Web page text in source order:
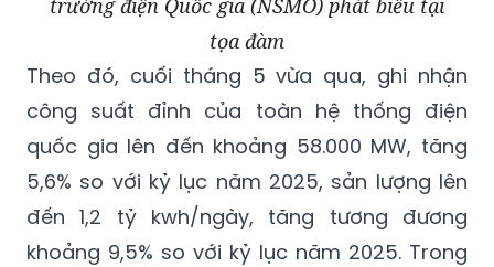
tọa đàm
Theo đó, cuối tháng 5 vừa qua, ghi nhận
công suất đỉnh của toàn hệ thống điện
quốc gia lên đến khoảng 58.000 MW, tăng
5,6% so với kỷ lục năm 2025, sản lượng lên
đến 1,2 tỷ kwh/ngày, tăng tương đương
khoảng 9,5% so với kỷ lục năm 2025. Trong